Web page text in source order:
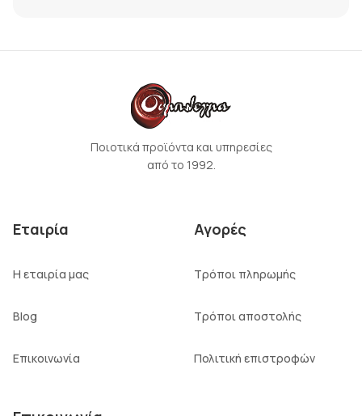
Ποιοτικά προϊόντα και υπηρεσίες
από το 1992.
Εταιρία
Η εταιρία μας
Blog
Επικοινωνία
Αγορές
Τρόποι πληρωμής
Τρόποι αποστολής
Πολιτική επιστροφών